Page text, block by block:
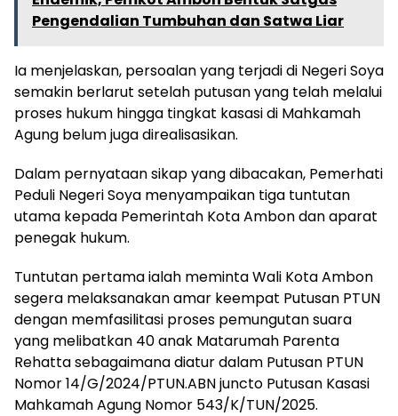
Pengendalian Tumbuhan dan Satwa Liar
Ia menjelaskan, persoalan yang terjadi di Negeri Soya
semakin berlarut setelah putusan yang telah melalui
proses hukum hingga tingkat kasasi di Mahkamah
Agung belum juga direalisasikan.
Dalam pernyataan sikap yang dibacakan, Pemerhati
Peduli Negeri Soya menyampaikan tiga tuntutan
utama kepada Pemerintah Kota Ambon dan aparat
penegak hukum.
Tuntutan pertama ialah meminta Wali Kota Ambon
segera melaksanakan amar keempat Putusan PTUN
dengan memfasilitasi proses pemungutan suara
yang melibatkan 40 anak Matarumah Parenta
Rehatta sebagaimana diatur dalam Putusan PTUN
Nomor 14/G/2024/PTUN.ABN juncto Putusan Kasasi
Mahkamah Agung Nomor 543/K/TUN/2025.